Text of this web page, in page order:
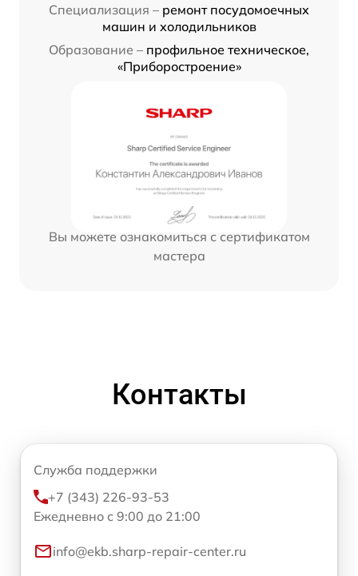
Специализация – ремонт посудомоечных
машин и холодильников
Образование – профильное техническое,
«Приборостроение»
Вы можете ознакомиться с сертификатом
мастера
Контакты
Служба поддержки
+7 (343) 226-93-53
Ежедневно с 9:00 до 21:00
info@ekb.sharp-repair-center.ru